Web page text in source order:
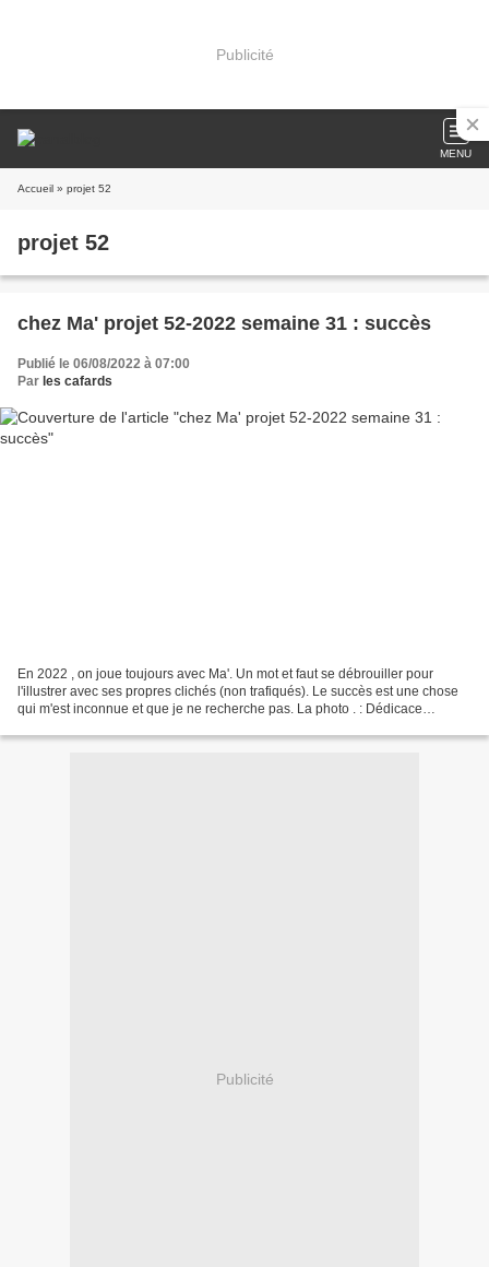
Publicité
MENU
Accueil » projet 52
projet 52
chez Ma' projet 52-2022 semaine 31 : succès
Publié le 06/08/2022 à 07:00
Par les cafards
En 2022 , on joue toujours avec Ma'. Un mot et faut se débrouiller pour
l'illustrer avec ses propres clichés (non trafiqués). Le succès est une chose
qui m'est inconnue et que je ne recherche pas. La photo . : Dédicace
Publicité